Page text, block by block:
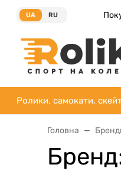
UA RU
Ролики, самокати,
Головна